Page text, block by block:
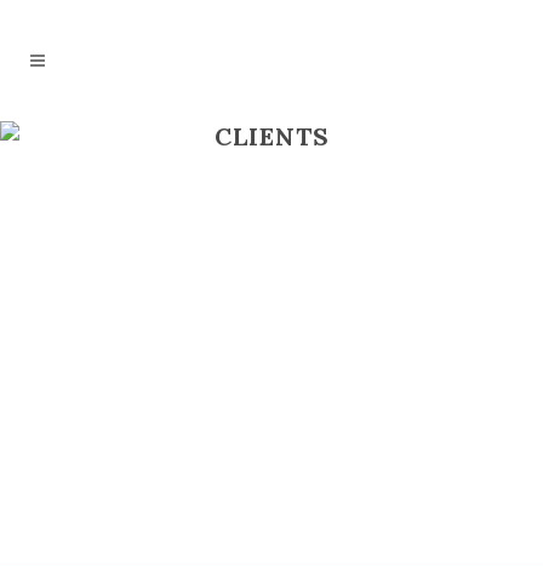
CLIENTS